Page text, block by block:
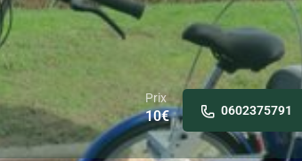
Prix
10€ 0602375791